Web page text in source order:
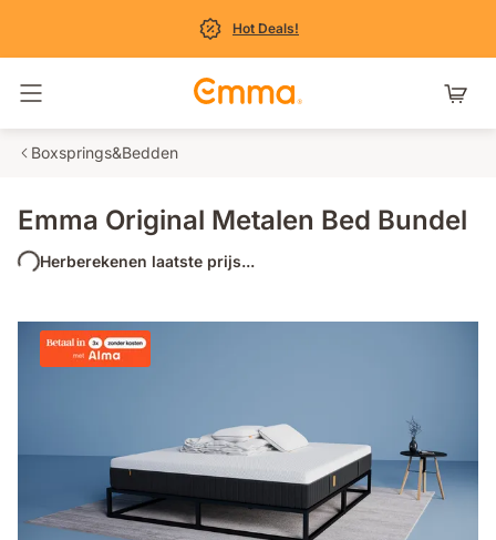
Hot Deals!
Navigatie in- en uitschakelen
Boxsprings&Bedden
Emma Original Metalen Bed Bundel
Herberekenen laatste prijs...